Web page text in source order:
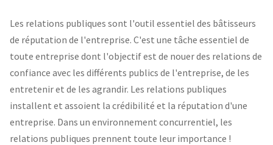
Les relations publiques sont l'outil essentiel des bâtisseurs
de réputation de l'entreprise. C'est une tâche essentiel de
toute entreprise dont l'objectif est de nouer des relations de
confiance avec les différents publics de l'entreprise, de les
entretenir et de les agrandir. Les relations publiques
installent et assoient la crédibilité et la réputation d'une
entreprise. Dans un environnement concurrentiel, les
relations publiques prennent toute leur importance !